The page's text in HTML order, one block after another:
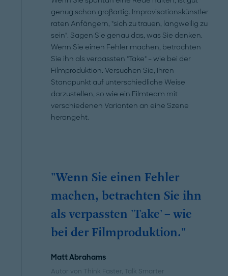
genug schon großartig. Improvisations­künstler
raten Anfängern, "sich zu trauen, langweilig zu
sein". Sagen Sie genau das, was Sie denken.
Wenn Sie einen Fehler machen, betrachten
Sie ihn als verpassten "Take" – wie bei der
Filmproduktion. Versuchen Sie, Ihren
Standpunkt auf unterschiedliche Weise
darzustellen, so wie ein Filmteam mit
verschiedenen Varianten an eine Szene
herangeht.
"Wenn Sie einen Fehler
machen, betrachten Sie ihn
als verpassten 'Take' – wie
bei der Filmproduktion."
Matt Abrahams
Autor von Think Faster, Talk Smarter